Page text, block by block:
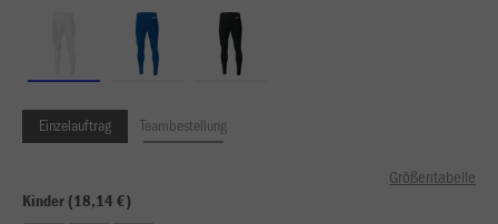
Einzelauftrag Teambestellung
Größentabelle
Kinder (18,14 €)